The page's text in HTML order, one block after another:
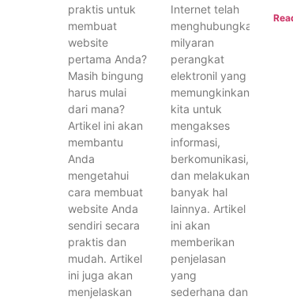
praktis untuk
membuat
website
pertama Anda?
Masih bingung
harus mulai
dari mana?
Artikel ini akan
membantu
Anda
mengetahui
cara membuat
website Anda
sendiri secara
praktis dan
mudah. Artikel
ini juga akan
menjelaskan
Internet telah
menghubungkan
milyaran
perangkat
elektronil yang
memungkinkan
kita untuk
mengakses
informasi,
berkomunikasi,
dan melakukan
banyak hal
lainnya. Artikel
ini akan
memberikan
penjelasan
yang
sederhana dan